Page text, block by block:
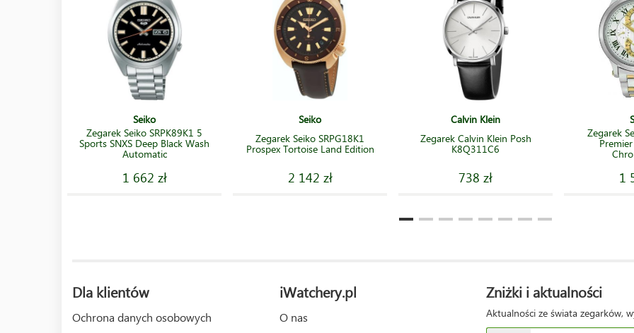
Seiko
Zegarek Seiko SRPK89K1 5
Sports SNXS Deep Black Wash
Automatic
1 662 zł
Seiko
Zegarek Seiko SRPG18K1
Prospex Tortoise Land Edition
2 142 zł
Calvin Klein
Zegarek Calvin Klein Posh
K8Q311C6
738 zł
Zegarek
1
Dla klientów
Ochrona danych osobowych
iWatchery.pl
O nas
Zniżki i aktualności
Aktualności ze świata zegarków,